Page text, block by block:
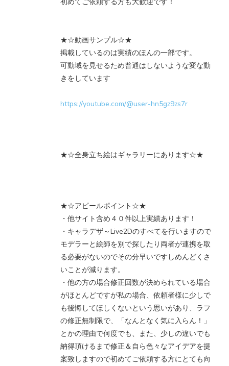
★☆動画サンプル☆★
掲載しているのは実績のほんの一部です。
可動域を見せるため普通はしないような変な動
きをしています
https://youtube.com/@user-hn5gz9zs7r
★☆全身立ち絵はギャラリーにあります☆★
★☆アピールポイント☆★
・他サイト含め４０件以上実績あります！
・キャラデザ～Live2Dのすべてを行いますので
モデラーと絵師を別で探したり両者が連携を取
る必要がないのでその分早いですしめんどくさ
いことが減ります。
・他の方の場合修正回数が決められている場合
がほとんどですが私の場合、依頼者様に少しで
も後悔してほしくないという思いがあり、ラフ
の修正無制限で、「なんとなく気に入らん！」
とかの理由で何度でも、また、少しの違いでも
納得頂けるまで修正＆自ら色々なアイデアを提
案致しますので初めてご依頼する方にとても向